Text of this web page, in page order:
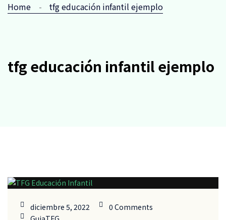
Home tfg educación infantil ejemplo
tfg educación infantil ejemplo
diciembre 5, 2022
0 Comments